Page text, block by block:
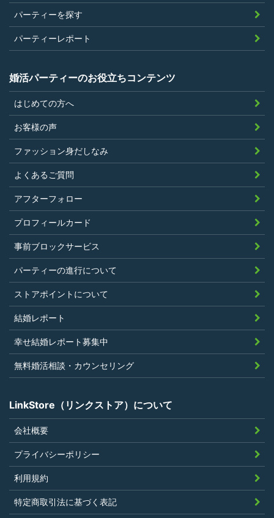
こと。
参加条件があり証明書が必要なパーティ
ーは、その条件にあてはまっており且つ
弊社が希望する証明書を持参できるこ
過去に、当社運営サービスにおいて、不
正行為、ストーカー行為、クレジットカ
ードの不正利用その他問題のある行為を
したことがないこと
暴力団等の反社会的勢力の関係者でな
く、また、法令違反あるいは公序良俗違
反行為等反社会的活動を行ったことがな
いこと
当社の独自の裁量によりLinkStoreの運営
上問題があると判断されたことがないこ
と
過去に会員登録を抹消されたり、利用停
止処分を受けたことがないこと
当社の提供するサービスと同一または類
似のサービスを提供することを業とする
法人または個人若しくはそれらの従業者
でないこと
利用者は、本規約に違反することなく、
LinkStoreを利用することにより、当社が定
める基準に従ったポイントの付与を受けるこ
パーティーを探す
パーティーレポート
婚活パーティーのお役立ちコンテンツ
はじめての方へ
お客様の声
ファッション身だしなみ
よくあるご質問
アフターフォロー
プロフィールカード
事前ブロックサービス
パーティーの進行について
ストアポイントについて
結婚レポート
幸せ結婚レポート募集中
無料婚活相談・カウンセリング
LinkStore（リンクストア）について
会社概要
プライバシーポリシー
利用規約
特定商取引法に基づく表記